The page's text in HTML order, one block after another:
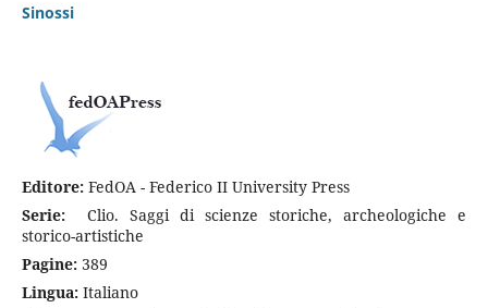
Sinossi
Editore:FedOA - Federico II University Press
Serie: Clio. Saggi di scienze storiche, archeologiche e
storico-artistiche
Pagine:389
Lingua: Italiano